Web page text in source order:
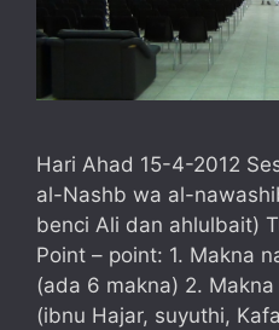
Hari Ahad 15-4-2012
al-Nashb wa al-
benci Ali dan ahlulbait)
Point – point: 1. Makna
(ada 6 makna) 2.
(ibnu Hajar, suyuthi,